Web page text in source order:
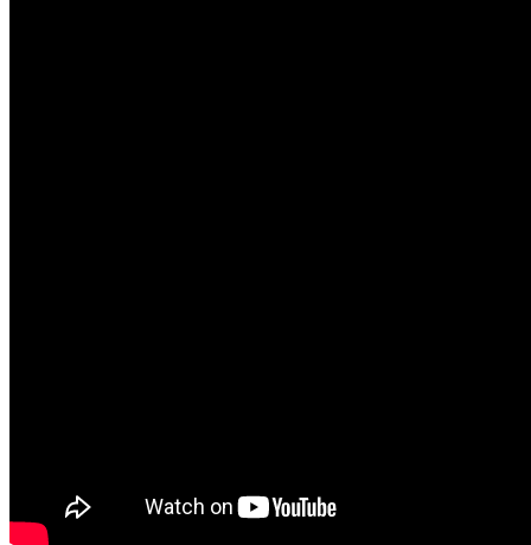
Share on Twitter
–Share on Facebook